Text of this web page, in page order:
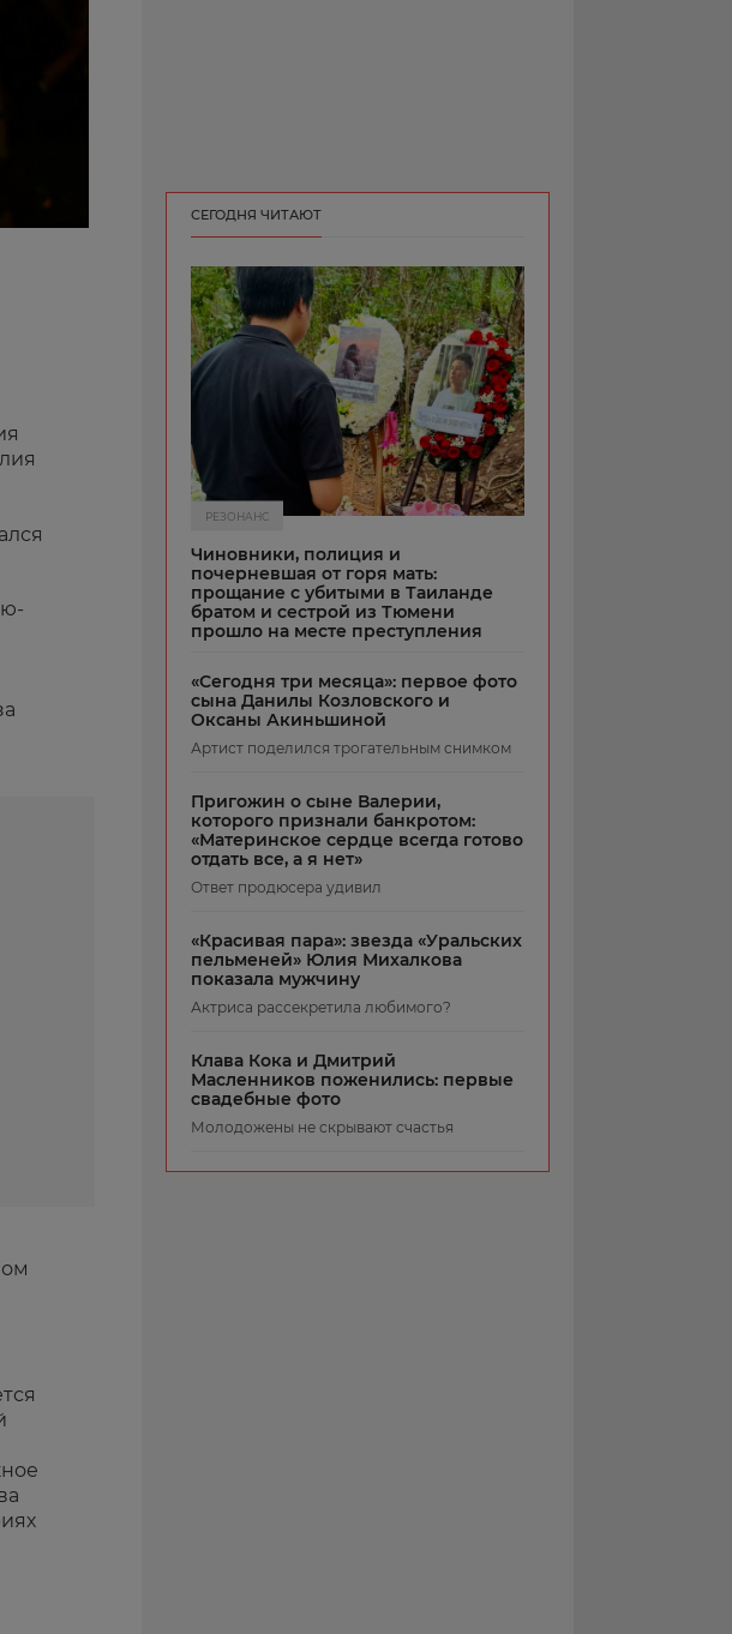
СЕГОДНЯ ЧИТАЮТ
РЕЗОНАНС
Чиновники, полиция и
почерневшая от горя мать:
прощание с убитыми в Таиланде
братом и сестрой из Тюмени
прошло на месте преступления
«Сегодня три месяца»: первое фото
сына Данилы Козловского и
Оксаны Акиньшиной
Артист поделился трогательным снимком
Пригожин о сыне Валерии,
которого признали банкротом:
«Материнское сердце всегда готово
отдать все, а я нет»
Ответ продюсера удивил
«Красивая пара»: звезда «Уральских
пельменей» Юлия Михалкова
показала мужчину
Актриса рассекретила любимого?
Клава Кока и Дмитрий
Масленников поженились: первые
свадебные фото
Молодожены не скрывают счастья